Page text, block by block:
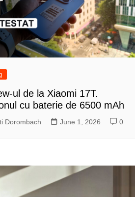
ul de la Xiaomi 17T.
cu baterie de 6500 mAh
Dorombach June 1, 2026 0